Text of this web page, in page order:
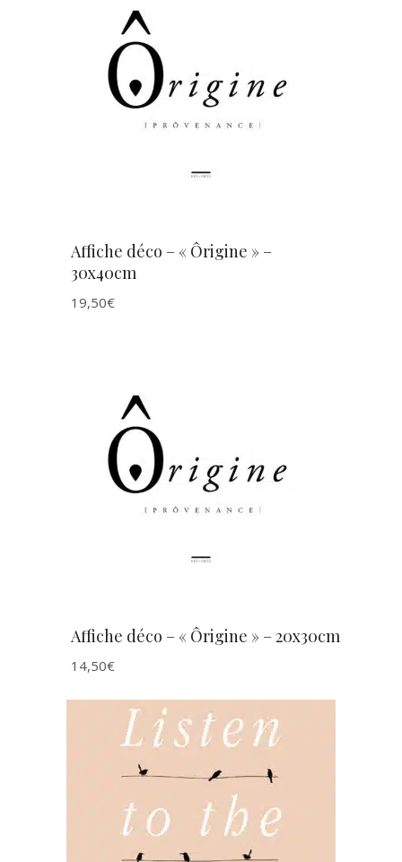
AJOUTER AU PANIER
Affiche déco – « Ôrigine » –
30x40cm
19,50€
AJOUTER AU PANIER
Affiche déco – « Ôrigine » – 20x30cm
14,50€
AJOUTER AU PANIER